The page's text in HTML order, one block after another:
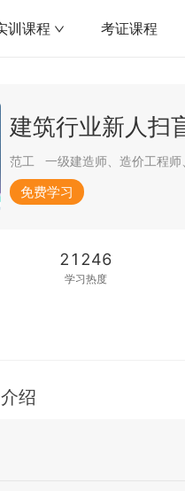
训课程 考证课程
范工
免费学习
21246
学习热度
绍